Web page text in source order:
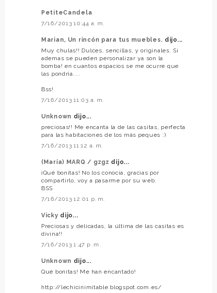
PetiteCandela
7/16/2013 10:44 a. m.
Marian, Un rincón para tus muebles. dijo...
Muy chulas!! Dulces, sencillas, y originales. Si
ademas se pueden personalizar ya son la
bomba! en cuantos espacios se me ocurre que
las pondría....
Bss!
7/16/2013 11:03 a. m.
Unknown dijo...
preciosas!! Me encanta la de las casitas, perfecta
para las habitaciones de los más peques :)
7/16/2013 11:12 a. m.
(María) MARQ / gzgz dijo...
¡Qué bonitas! No los conocía, gracias por
compartirlo, voy a pasarme por su web.
BSS
7/16/2013 12:01 p. m.
Vicky dijo...
Preciosas y delicadas, la última de las casitas es
divina!!
7/16/2013 1:47 p. m.
Unknown dijo...
Qué bonitas! Me han encantado!
http://lechicinimitable.blogspot.com.es/